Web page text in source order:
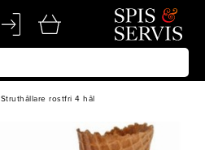
Struthållare rostfri 4 hål